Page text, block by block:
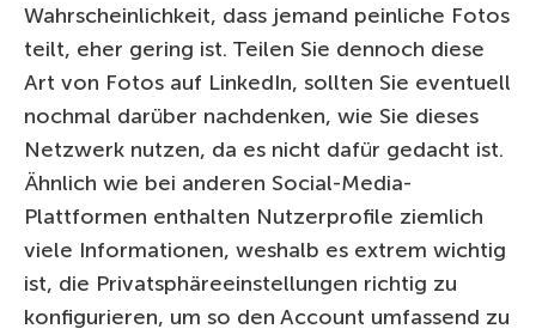
Wahrscheinlichkeit, dass jemand peinliche Fotos
teilt, eher gering ist. Teilen Sie dennoch diese
Art von Fotos auf LinkedIn, sollten Sie eventuell
nochmal darüber nachdenken, wie Sie dieses
Netzwerk nutzen, da es nicht dafür gedacht ist.
Ähnlich wie bei anderen Social-Media-
Plattformen enthalten Nutzerprofile ziemlich
viele Informationen, weshalb es extrem wichtig
ist, die Privatsphäreeinstellungen richtig zu
konfigurieren, um so den Account umfassend zu